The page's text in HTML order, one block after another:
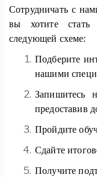
Сотрудничать с
вы хотите стать
следующей схеме:
Подберите
нашими
Запишитесь
предоставив
Пройдите
Сдайте
Получите